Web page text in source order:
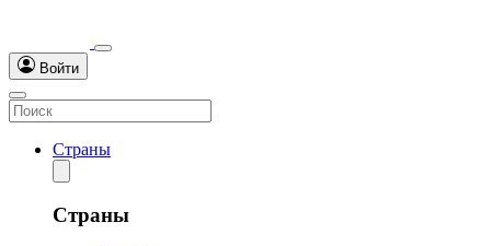
Войти
Страны
Страны